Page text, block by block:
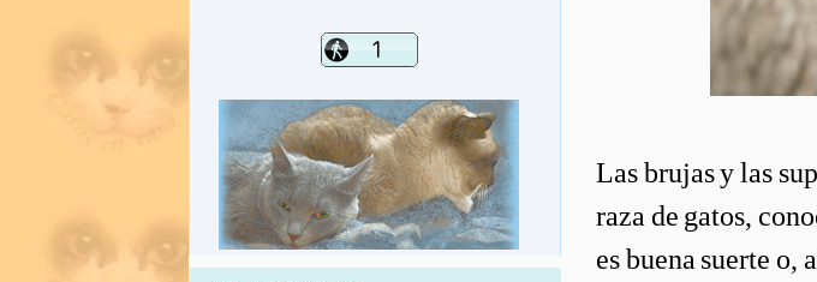
Las brujas y las
raza de gatos,
es buena suerte o,